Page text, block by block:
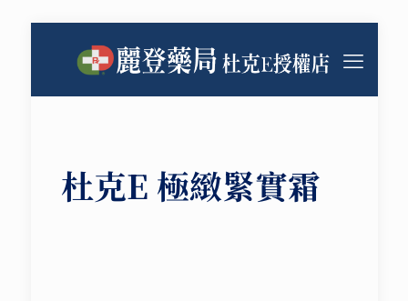
杜克E 極緻緊實霜